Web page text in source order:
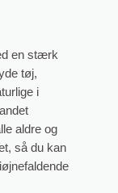
en stærk
tøj,
i
aldre og
så du kan